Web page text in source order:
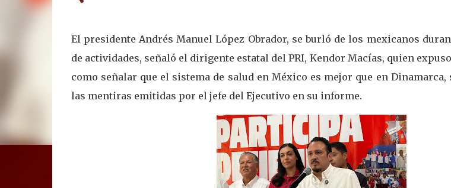
El presidente Andrés Manuel López Obrador, se burló de los mexicanos
de actividades, señaló el dirigente estatal del PRI, Kendor Macías, quien
como señalar que el sistema de salud en México es mejor que en Dinamarca,
las mentiras emitidas por el jefe del Ejecutivo en su informe.